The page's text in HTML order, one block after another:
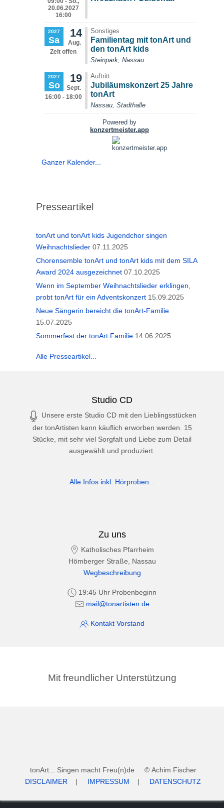
Ganzer Kalender...
Presseartikel
tonArt und tonArt kids Jugendchor singen
Weihnachtslieder 07.11.2025
Chorensemble tonArt und tonArt kids mit dem SILA
Award 2024 ausgezeichnet 07.10.2025
Wenn im September Weihnachtslieder erklingen,
probt tonArt für ein Adventskonzert 15.09.2025
Neue Sängerin bereicht die tonArt-Familie
15.07.2025
Sommerfest der tonArt Familie 14.06.2025
Alle Presseartikel...
Studio CD
Unsere erste Studio CD mit den Lieblingsstücken
der tonArtisten kann käuflich erworben werden. 15
Stücke, mit sehr viel Sorgfalt und Liebe zum Detail
ausgewählt und produziert.
Alle Infos inkl. Hörproben...
Zu uns
Katholisches Pfarrheim
Hömberger Straße, Nassau
Wegbeschreibung
19:45 Uhr Probenbeginn
mail@tonartisten.de
Kontakt Vorstand
Mit freundlicher Unterstützung
tonArt... Singen macht Freu(n)de © Achim Fischer
DISCLAIMER | IMPRESSUM | DATENSCHUTZ